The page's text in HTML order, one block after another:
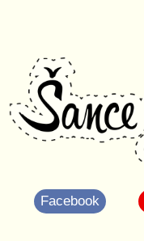
Facebook